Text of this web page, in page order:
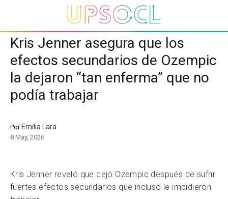
Kris Jenner asegura que los
efectos secundarios de Ozempic
la dejaron “tan enferma” que no
podía trabajar
Por Emilia Lara
8 May, 2026
Kris Jenner reveló que dejó Ozempic después de sufrir
fuertes efectos secundarios que incluso le impidieron